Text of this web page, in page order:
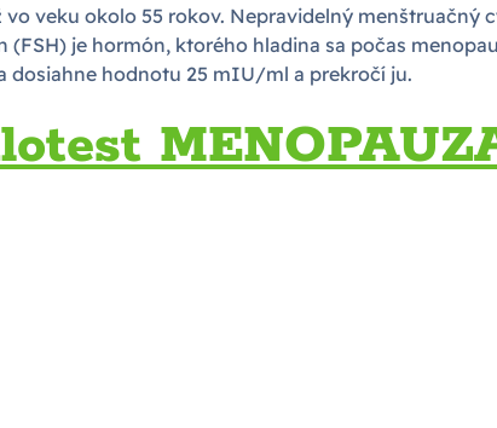
veku okolo 55 rokov. Nepravidelný menštruačný
je hormón, ktorého hladina sa počas
dosiahne hodnotu 25 mIU/ml a prekročí ju.